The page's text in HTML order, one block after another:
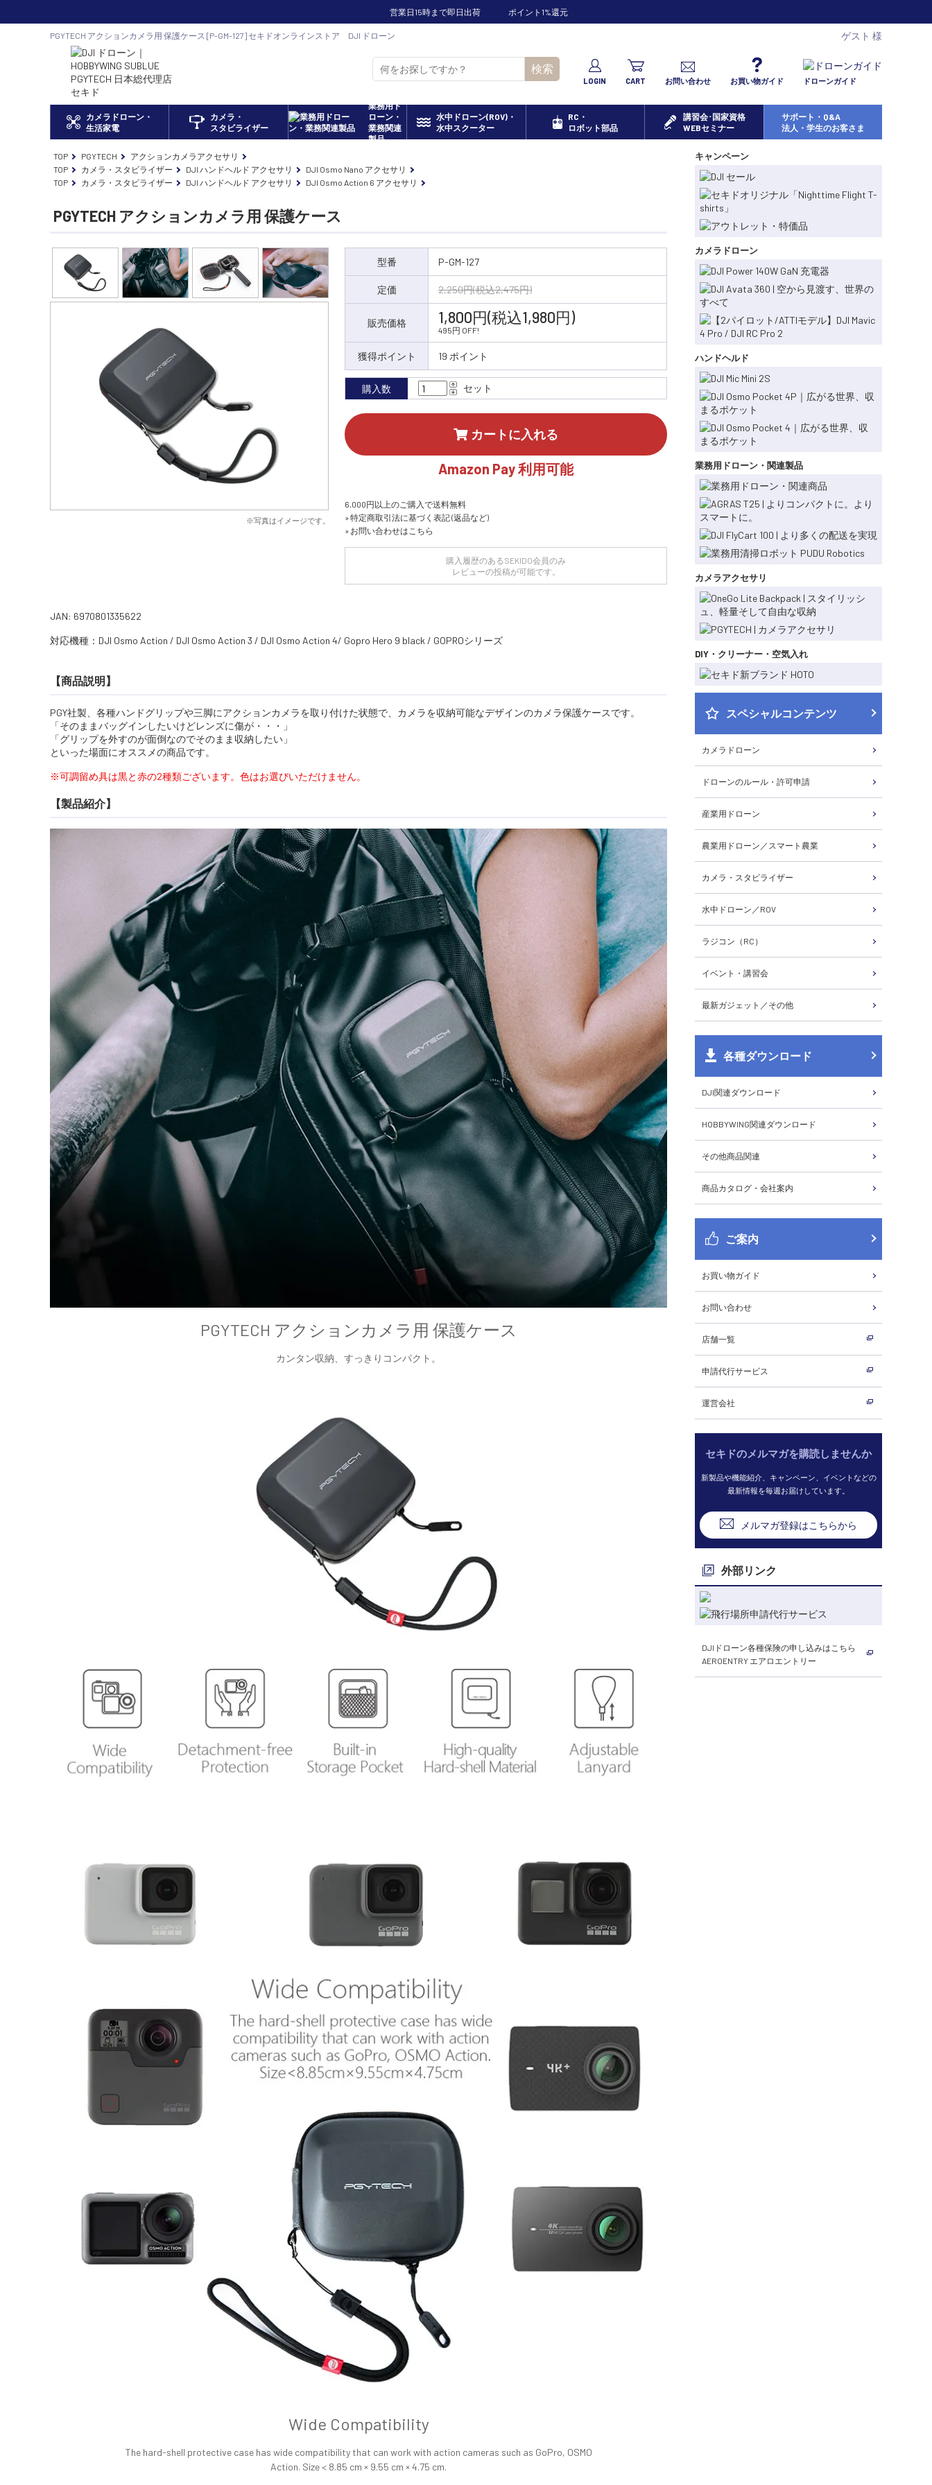
営業日15時まで即日出荷 ポイント1%還元
PGYTECH アクションカメラ用 保護ケース [P-GM-127] セキドオンラインストア DJI ドローン
正規代理店
ゲスト 様
検索
LOGIN CART お問い合わせ お買い物ガイド ドローンガイド
カメラドローン・
生活家電
カメラ・
スタビライザー
業務用ド
ローン・
業務関連
製品
水中ドローン(ROV)・
水中スクーター
RC・
ロボット部品
講習会･国家資格
WEBセミナー
サポート・Q&A
法人・学生のお客さま
キャンペーン
カメラドローン
ハンドヘルド
業務用ドローン・関連製品
カメラアクセサリ
DIY・クリーナー・空気入れ
スペシャルコンテンツ
カメラドローン
ドローンのルール・許可申請
産業用ドローン
農業用ドローン／スマート農業
カメラ・スタビライザー
水中ドローン／ROV
ラジコン（RC）
イベント・講習会
最新ガジェット／その他
各種ダウンロード
DJI関連ダウンロード
HOBBYWING関連ダウンロード
その他商品関連
商品カタログ・会社案内
ご案内
お買い物ガイド
お問い合わせ
店舗一覧
申請代行サービス
運営会社
セキドのメルマガを購読しませんか
新製品や機能紹介、キャンペーン、イベントなどの
最新情報を毎週お届けしています。
メルマガ登録はこちらから
外部リンク
DJIドローン各種保険の申し込みはこちら
AEROENTRY エアロエントリー
TOP PGYTECH
アクションカメラアクセサリ
TOP
カメラ・スタビライザー DJI ハンドヘルド アクセサリ
DJI Osmo Nano アクセサリ
TOP
カメラ・スタビライザー DJI ハンドヘルド アクセサリ DJI Osmo Action 6 アクセサリ
PGYTECH アクションカメラ用 保護ケース
※写真はイメージです。
型番 P-GM-127
定価 2,250円(税込2,475円)
販売価格 1,800円(税込1,980円)
495円 OFF!
獲得ポイント 19 ポイント
購入数 セット
カートに入れる
Amazon Pay 利用可能
6,000円以上のご購入で送料無料
» 特定商取引法に基づく表記 (返品など)
» お問い合わせはこちら
購入履歴のあるSEKIDO会員のみ
レビューの投稿が可能です。
JAN: 6970801335622
対応機種：DJI Osmo Action / DJI Osmo Action 3 / DJI Osmo Action 4/ Gopro Hero 9 black / GOPROシリーズ
【商品説明】
PGY社製、各種ハンドグリップや三脚にアクションカメラを取り付けた状態で、カメラを収納可能なデザインのカメラ保護ケースです。
「そのままバッグインしたいけどレンズに傷が・・・」
「グリップを外すのが面倒なのでそのまま収納したい」
といった場面にオススメの商品です。
※可調留め具は黒と赤の2種類ございます。色はお選びいただけません。
【製品紹介】
PGYTECH アクションカメラ用 保護ケース
カンタン収納、すっきりコンパクト。
Wide Compatibility
The hard-shell protective case has wide compatibility that can work with action cameras such as GoPro, OSMO
Action. Size < 8.85 cm × 9.55 cm × 4.75 cm.